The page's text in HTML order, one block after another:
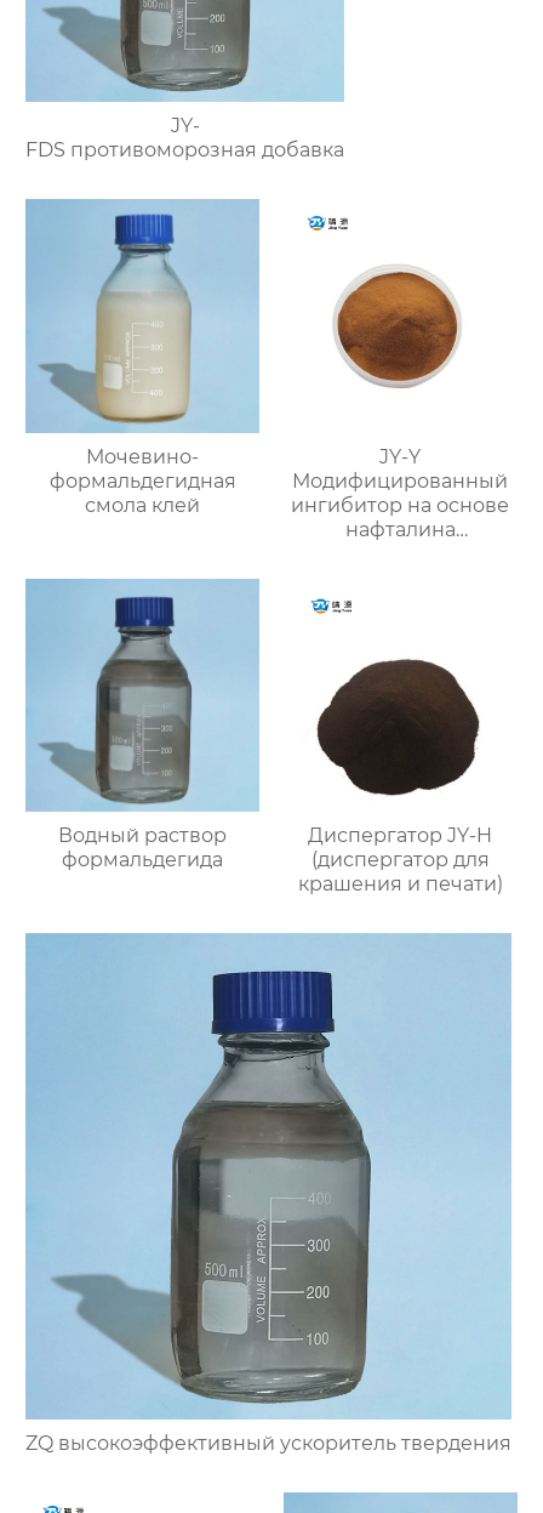
JY-
FDS противоморозная добавка
Мочевино-
формальдегидная
смола клей
JY-Y
Модифицированный
ингибитор на основе
нафталина
водоредуцирующий
Водный раствор
формальдегида
Диспергатор JY-H
(диспергатор для
крашения и печати)
ZQ высокоэффективный ускоритель твердения